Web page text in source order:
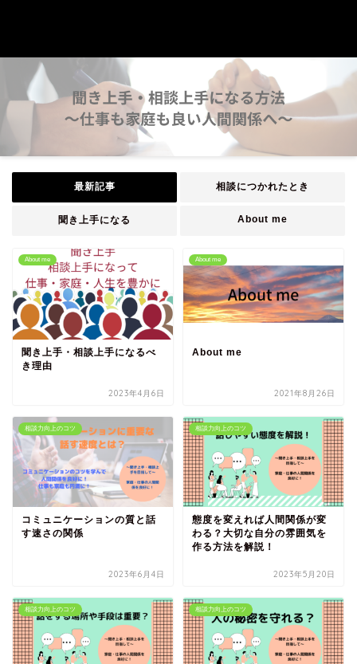
最新記事 相談につかれたとき
聞き上手になる About me
About me
聞き上手・相談上手になるべ
き理由
2023年4月6日
About me
About me
2021年8月26日
相談力向上のコツ
コミュニケーションの質と話
す速さの関係
2023年6月4日
相談力向上のコツ
態度を変えれば人間関係が変
わる？大切な自分の雰囲気を
作る方法を解説！
2023年5月20日
相談力向上のコツ 相談力向上のコツ